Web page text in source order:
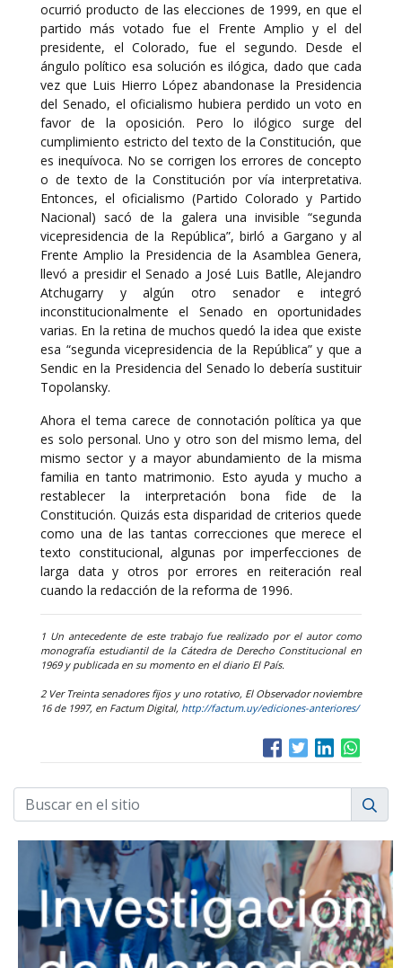
ocurrió producto de las elecciones de 1999, en que el
partido más votado fue el Frente Amplio y el del
presidente, el Colorado, fue el segundo. Desde el
ángulo político esa solución es ilógica, dado que cada
vez que Luis Hierro López abandonase la Presidencia
del Senado, el oficialismo hubiera perdido un voto en
favor de la oposición. Pero lo ilógico surge del
cumplimiento estricto del texto de la Constitución, que
es inequívoca. No se corrigen los errores de concepto
o de texto de la Constitución por vía interpretativa.
Entonces, el oficialismo (Partido Colorado y Partido
Nacional) sacó de la galera una invisible “segunda
vicepresidencia de la República”, birló a Gargano y al
Frente Amplio la Presidencia de la Asamblea Genera,
llevó a presidir el Senado a José Luis Batlle, Alejandro
Atchugarry y algún otro senador e integró
inconstitucionalmente el Senado en oportunidades
varias. En la retina de muchos quedó la idea que existe
esa “segunda vicepresidencia de la República” y que a
Sendic en la Presidencia del Senado lo debería sustituir
Topolansky.
Ahora el tema carece de connotación política ya que
es solo personal. Uno y otro son del mismo lema, del
mismo sector y a mayor abundamiento de la misma
familia en tanto matrimonio. Esto ayuda y mucho a
restablecer la interpretación bona fide de la
Constitución. Quizás esta disparidad de criterios quede
como una de las tantas correcciones que merece el
texto constitucional, algunas por imperfecciones de
larga data y otros por errores en reiteración real
cuando la redacción de la reforma de 1996.
1 Un antecedente de este trabajo fue realizado por el autor como
monografía estudiantil de la Cátedra de Derecho Constitucional en
1969 y publicada en su momento en el diario El País.
2 Ver Treinta senadores fijos y uno rotativo, El Observador noviembre
16 de 1997, en Factum Digital, http://factum.uy/ediciones-anteriores/